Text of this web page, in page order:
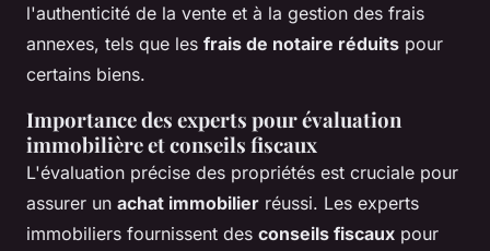
l'authenticité de la vente et à la gestion des frais
annexes, tels que les frais de notaire réduits pour
certains biens.
Importance des experts pour évaluation
immobilière et conseils fiscaux
L'évaluation précise des propriétés est cruciale pour
assurer un achat immobilier réussi. Les experts
immobiliers fournissent des conseils fiscaux pour